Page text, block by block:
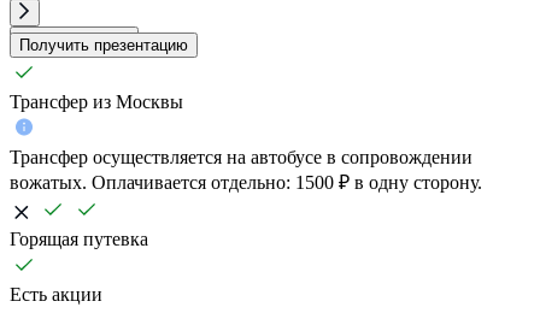
Забронировать
Получить презентацию
Трансфер из Москвы
Трансфер осуществляется на автобусе в сопровождении
вожатых. Оплачивается отдельно: 1500 ₽ в одну сторону.
Горящая путевка
Есть акции